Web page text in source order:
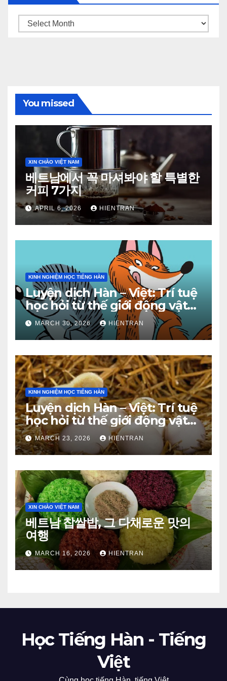
Archives
You missed
XIN CHÀO VIỆT NAM
베트남에서 꼭 마셔봐야 할 특별한
커피 7가지
APRIL 6, 2026 HIENTRAN
KINH NGHIỆM HỌC TIẾNG HÀN
Luyện dịch Hàn – Việt: Trí tuệ
học hỏi từ thế giới động vật
(Phần 2)
MARCH 30, 2026 HIENTRAN
KINH NGHIỆM HỌC TIẾNG HÀN
Luyện dịch Hàn – Việt: Trí tuệ
học hỏi từ thế giới động vật
(Phần 1)
MARCH 23, 2026 HIENTRAN
XIN CHÀO VIỆT NAM
베트남 찹쌀밥, 그 다채로운 맛의
여행
MARCH 16, 2026 HIENTRAN
Học Tiếng Hàn - Tiếng
Việt